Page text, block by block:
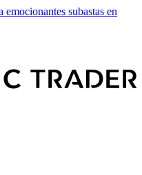
emocionantes subastas en